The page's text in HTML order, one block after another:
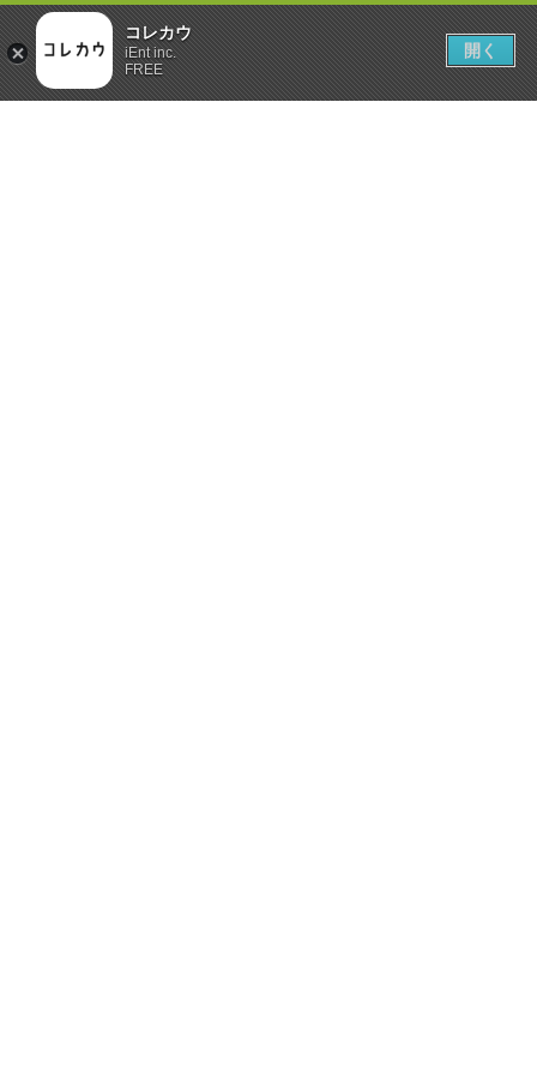
コレカウ
iEnt inc.
FREE
開く